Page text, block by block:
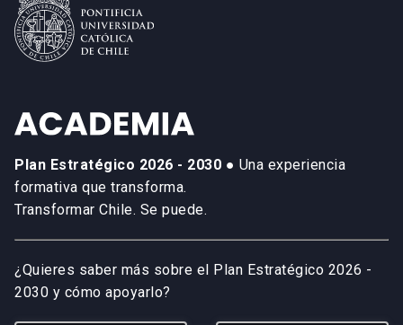
Plan Estratégico 2026 - 2030 ● Una experiencia
formativa que transforma.
Transformar Chile. Se puede.
¿Quieres saber más sobre el Plan Estratégico 2026 -
2030 y cómo apoyarlo?